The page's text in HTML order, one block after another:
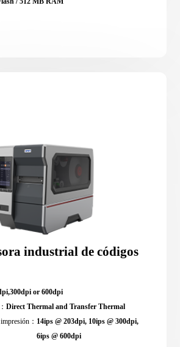
industrial de códigos
or 600dpi
Direct Thermal and Transfer Thermal
： 14ips @ 203dpi, 10ips @ 300dpi,
6ips @ 600dpi